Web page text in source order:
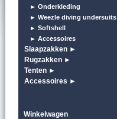
► Onderkleding
► Weezle diving undersuits
► Softshell
► Accessoires
Slaapzakken ►
Rugzakken ►
Tenten ►
Accessoires ►
Winkelwagen